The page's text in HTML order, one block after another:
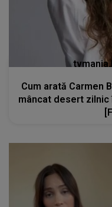
Cum arată Carmen
mâncat desert zilnic